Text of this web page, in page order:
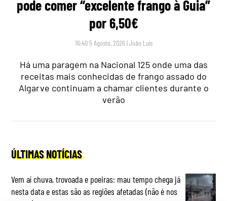
pode comer “excelente frango à Guia”
por 6,50€
16:40 5 Agosto, 2026 |João Luís
Há uma paragem na Nacional 125 onde uma das
receitas mais conhecidas de frango assado do
Algarve continuam a chamar clientes durante o
verão
ÚLTIMAS NOTÍCIAS
Vem aí chuva, trovoada e poeiras: mau tempo chega já
nesta data e estas são as regiões afetadas (não é nos